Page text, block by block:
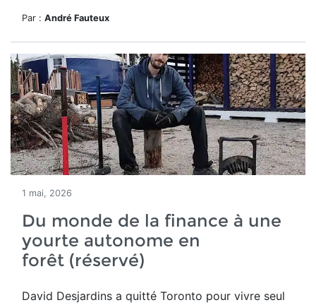
Par : André Fauteux
1 mai, 2026
Du monde de la finance à une
yourte autonome en
forêt (réservé)
David Desjardins a quitté Toronto pour vivre seul